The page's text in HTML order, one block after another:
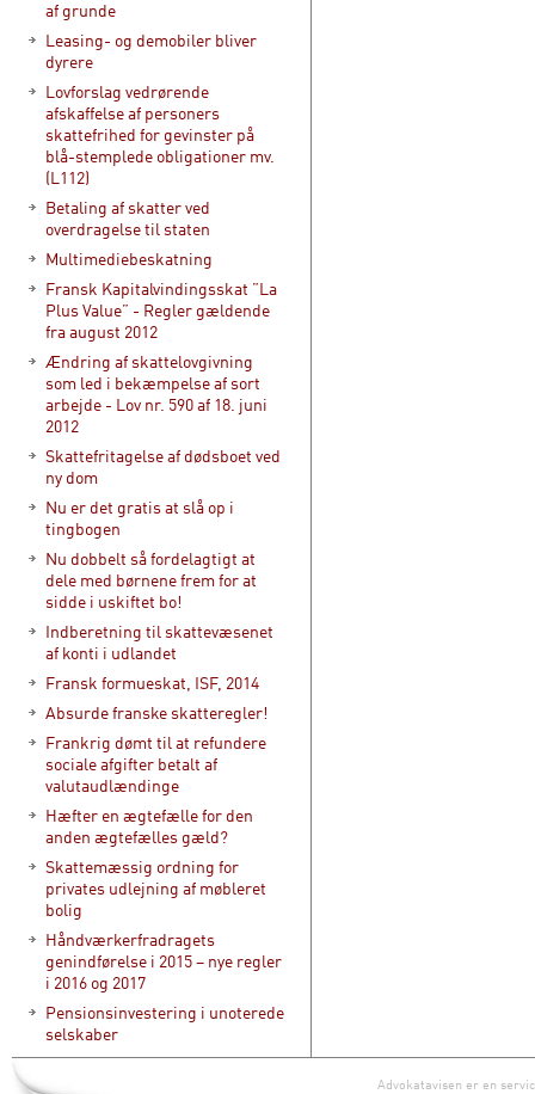
af grunde
Leasing- og demobiler bliver
dyrere
Lovforslag vedrørende
afskaffelse af personers
skattefrihed for gevinster på
blå-stemplede obligationer mv.
(L112)
Betaling af skatter ved
overdragelse til staten
Multimediebeskatning
Fransk Kapitalvindingsskat ”La
Plus Value” - Regler gældende
fra august 2012
Ændring af skattelovgivning
som led i bekæmpelse af sort
arbejde - Lov nr. 590 af 18. juni
2012
Skattefritagelse af dødsboet ved
ny dom
Nu er det gratis at slå op i
tingbogen
Nu dobbelt så fordelagtigt at
dele med børnene frem for at
sidde i uskiftet bo!
Indberetning til skattevæsenet
af konti i udlandet
Fransk formueskat, ISF, 2014
Absurde franske skatteregler!
Frankrig dømt til at refundere
sociale afgifter betalt af
valutaudlændinge
Hæfter en ægtefælle for den
anden ægtefælles gæld?
Skattemæssig ordning for
privates udlejning af møbleret
bolig
Håndværkerfradragets
genindførelse i 2015 – nye regler
i 2016 og 2017
Pensionsinvestering i unoterede
selskaber
Advokatavisen er en